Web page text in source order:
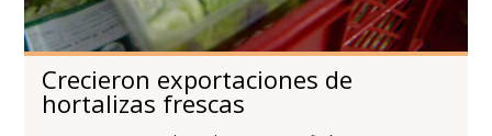
Crecieron exportaciones de
hortalizas frescas